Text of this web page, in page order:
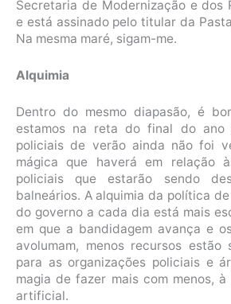
Secretaria de Modernização e dos
e está assinado pelo titular da
Na mesma maré, sigam-me.
Alquimia
Dentro do mesmo diapasão, é
estamos na reta do final do ano
policiais de verão ainda não foi
mágica que haverá em relação
policiais que estarão sendo
balneários. A alquimia da política
do governo a cada dia está mais
em que a bandidagem avança e
avolumam, menos recursos estão
para as organizações policiais e
magia de fazer mais com menos,
artificial.